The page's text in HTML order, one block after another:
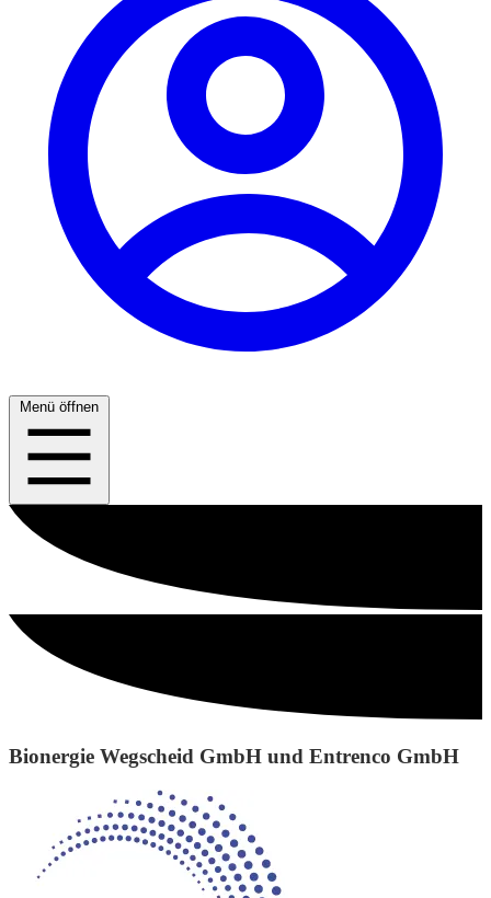
Menü öffnen
Bionergie Wegscheid GmbH und Entrenco GmbH